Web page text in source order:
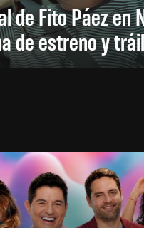
de Fito Páez en
de estreno y